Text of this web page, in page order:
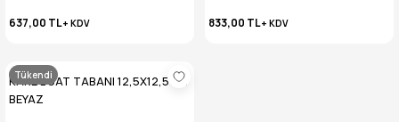
637,00 TL+ KDV 833,00 TL+ KDV
Tükendi
KARE BUAT TABANI 12,5X12,5CM
BEYAZ